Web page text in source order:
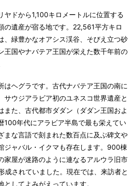
ヤドから1,100キロメートルに位置する
の遺産が宿る地です。22,561平方キロ
、緑豊かなオアシス渓谷、そびえ立つ砂
王国やナバテア王国が栄えた数千年前の
はヘグラです。古代ナバテア王国の南に
サウジアラビア初のユネスコ世界遺産と
また、古代都市ダダン（ダダン王国およ
100年代にアラビア半島で最も栄えてい
まな言語で刻まれた数百点に及ぶ碑文や
ジャバル・イクマも存在します。900棟
家屋が迷路のように連なるアルウラ旧市
成されていました。現在では、来訪者と
してよみがえっています。